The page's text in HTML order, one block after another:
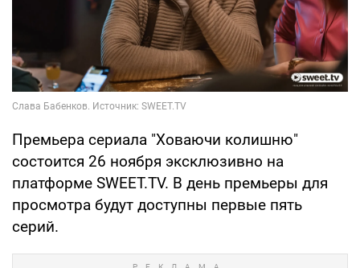
Премьера сериала "Ховаючи колишню"
состоится 26 ноября эксклюзивно на
платформе SWEET.TV. В день премьеры для
просмотра будут доступны первые пять
серий.